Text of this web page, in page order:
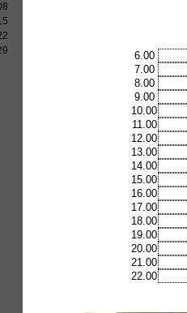
6.00
7.00
8.00
9.00
10.00
11.00
12.00
13.00
14.00
15.00
16.00
17.00
18.00
19.00
20.00
21.00
22.00